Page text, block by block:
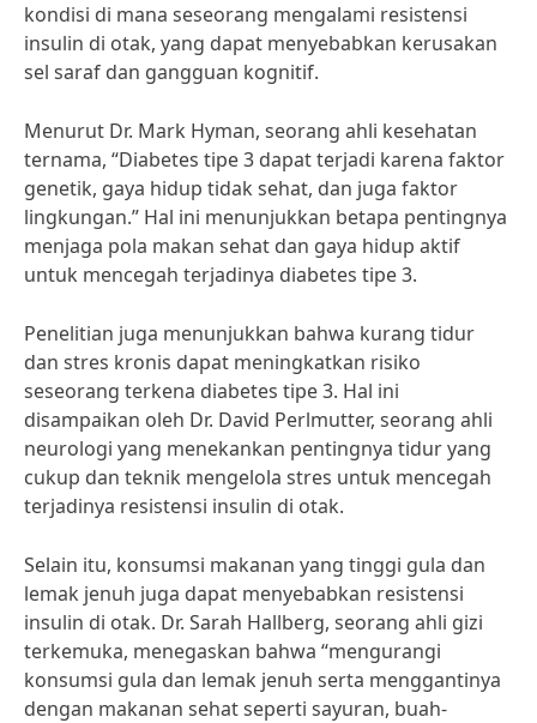
kondisi di mana seseorang mengalami resistensi
insulin di otak, yang dapat menyebabkan kerusakan
sel saraf dan gangguan kognitif.
Menurut Dr. Mark Hyman, seorang ahli kesehatan
ternama, “Diabetes tipe 3 dapat terjadi karena faktor
genetik, gaya hidup tidak sehat, dan juga faktor
lingkungan.” Hal ini menunjukkan betapa pentingnya
menjaga pola makan sehat dan gaya hidup aktif
untuk mencegah terjadinya diabetes tipe 3.
Penelitian juga menunjukkan bahwa kurang tidur
dan stres kronis dapat meningkatkan risiko
seseorang terkena diabetes tipe 3. Hal ini
disampaikan oleh Dr. David Perlmutter, seorang ahli
neurologi yang menekankan pentingnya tidur yang
cukup dan teknik mengelola stres untuk mencegah
terjadinya resistensi insulin di otak.
Selain itu, konsumsi makanan yang tinggi gula dan
lemak jenuh juga dapat menyebabkan resistensi
insulin di otak. Dr. Sarah Hallberg, seorang ahli gizi
terkemuka, menegaskan bahwa “mengurangi
konsumsi gula dan lemak jenuh serta menggantinya
dengan makanan sehat seperti sayuran, buah-